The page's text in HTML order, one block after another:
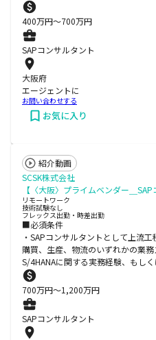
400万円〜700万円
SAPコンサルタント
大阪府
エージェントに
お問い合わせする
お気に入り
紹介動画
SCSK株式会社
【〈大阪〉プライムベンダー＿SAP
リモートワーク
技術試験なし
フレックス出勤・時差出勤
■必須条件
・SAPコンサルタントとして上流
購買、生産、物流のいずれかの業
S/4HANAに関する実務経験、もし
700万円〜1,200万円
SAPコンサルタント